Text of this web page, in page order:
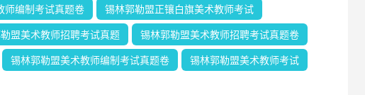
师编制考试真题卷 锡林郭勒盟正镶白旗美术教师考试
盟美术教师招聘考试真题 锡林郭勒盟美术教师招聘考试真题卷
锡林郭勒盟美术教师编制考试真题卷 锡林郭勒盟美术教师考试